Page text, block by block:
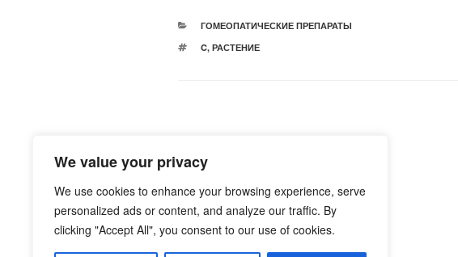
We value your privacy
We use cookies to enhance your browsing experience, serve
personalized ads or content, and analyze our traffic. By
clicking "Accept All", you consent to our use of cookies.
РУБРИКИ
ГОМЕОПАТИЧЕСКИЕ ПРЕПАРАТЫ
МЕТКИ
C, РАСТЕНИЕ
по
записям
запись:
Лечение скарлатины. Grandgeorge